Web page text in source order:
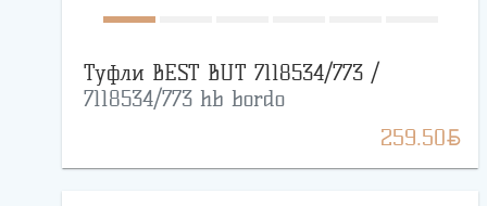
Туфли BEST BUT 7118534/773 /
7118534/773 hb bordo
259.50BYN